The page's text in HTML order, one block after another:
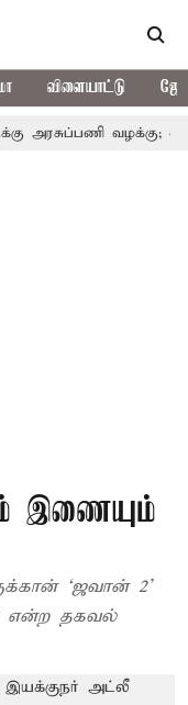
விளையாட்டு
வழக்கு; வரும்
இணை​யும்
‘ஜ​வான் 2’
தகவல்